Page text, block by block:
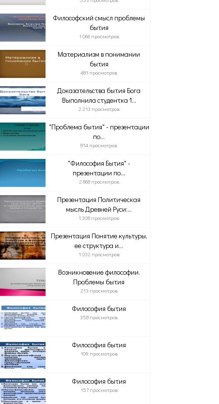
Философский смысл проблемы
бытия
1 066 просмотров
Материализм в понимании
бытия
481 просмотров
Доказательства бытия Бога
Выполнила студентка 1...
2 213 просмотров
"Проблема бытия" - презентации
по...
814 просмотров
"Философия Бытия" -
презентации по...
2 868 просмотров
Презентация Политическая
мысль Древней Руси:...
1 308 просмотров
Презентация Понятие культуры,
ее структура и...
1 032 просмотров
Возникновение философии.
Проблемы бытия
213 просмотров
Философия бытия
358 просмотров
Философия бытия
109 просмотров
Философия бытия
157 просмотров